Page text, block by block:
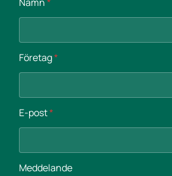
*
N
a
Företag*
E-post*
Meddelande